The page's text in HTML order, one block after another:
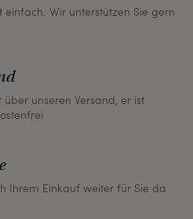
einfach. Wir unterstützen Sie gern
unseren Versand, er ist
Ihrem Einkauf weiter für Sie da